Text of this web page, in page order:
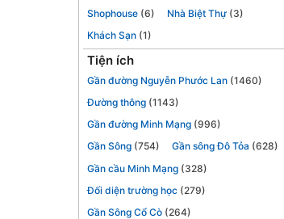
Shophouse (6) Nhà Biệt Thự (3)
Khách Sạn (1)
Tiện ích
Gần đường Nguyễn Phước Lan (1460)
Đường thông (1143)
Gần đường Minh Mạng (996)
Gần Sông (754) Gần sông Đô Tỏa (628)
Gần cầu Minh Mạng (328)
Đối diện trường học (279)
Gần Sông Cổ Cò (264)